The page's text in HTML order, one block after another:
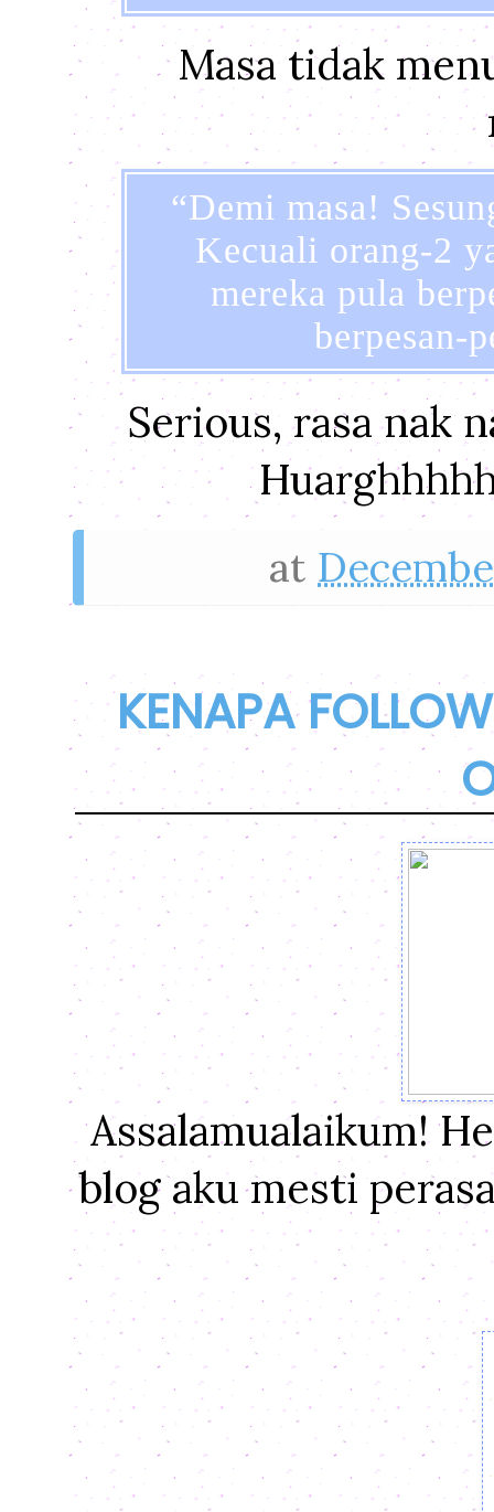
Masa tidak
“Demi masa!
Kecuali orang-2
mereka pula
berpesan-
Serious, rasa nak
at
KENAPA
Assalamualaikum!
blog aku mesti